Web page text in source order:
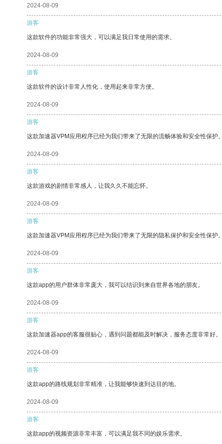
2024-08-09
游客
这款软件的功能非常强大，可以满足我日常使用的需求。
2024-08-09
游客
这款软件的设计非常人性化，使用起来非常方便。
2024-08-09
游客
这款加速器VPM应用程序已经为我们带来了无限的流畅体验和安全性保护
2024-08-09
游客
这款游戏的剧情非常感人，让我久久不能忘怀。
2024-08-09
游客
这款加速器VPM应用程序已经为我们带来了无限的隐私保护和安全性保护
2024-08-09
游客
这款app的用户群体非常庞大，我可以结识到来自世界各地的朋友。
2024-08-09
游客
这款加速器app的客服很贴心，遇到问题都能及时解决，服务态度非常好。
2024-08-09
游客
这款app的路线规划非常精准，让我能够快速到达目的地。
2024-08-09
游客
这款app的视频资源非常丰富，可以满足我不同的娱乐需求。